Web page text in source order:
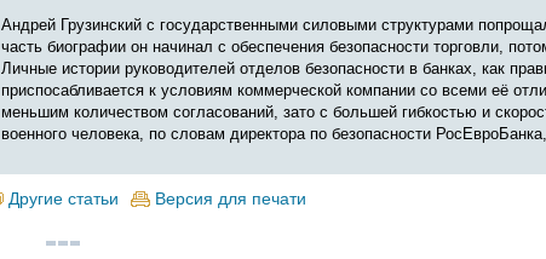
Андрей Грузинский с государственными силовыми структурами
часть биографии он начинал с обеспечения безопасности торговли,
Личные истории руководителей отделов безопасности в банках, как
приспосабливается к условиям коммерческой компании со всеми её
меньшим количеством согласований, зато с большей гибкостью и
военного человека, по словам директора по безопасности
Другие статьи Версия для печати